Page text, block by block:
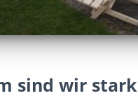
sind wir stark